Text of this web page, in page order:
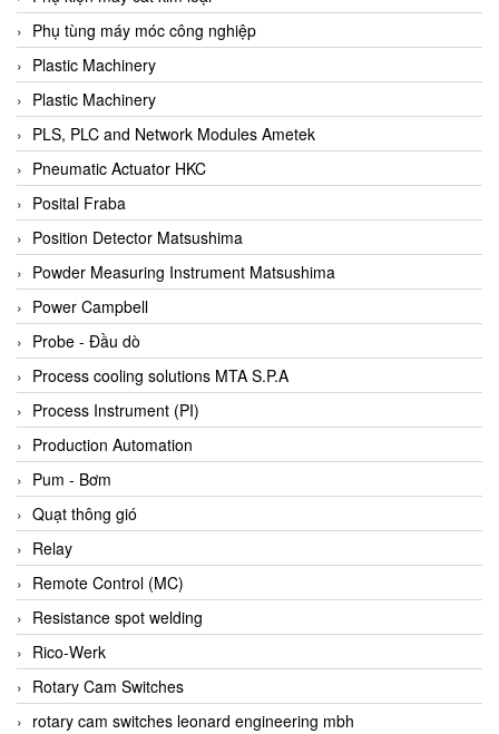
Bernstein Vietnam
Berthold
Bestech
Bestech
BETA
Bifold
Bihl+wiedemann
Bihl+wiedemann
Bilz
Binder Connector
Biotech
BirdX Vietnam
BK Vibro
Black Box
BlackBox Vietnam
BLAGDON PUMP
Bloom Engineering
Boneng
Bopp & Reuther Messtechnik
Bosch
Boydcorp
Phụ tùng máy móc công nghiệp
Plastic Machinery
Plastic Machinery
PLS, PLC and Network Modules Ametek
Pneumatic Actuator HKC
Posital Fraba
Position Detector Matsushima
Powder Measuring Instrument Matsushima
Power Campbell
Probe - Đầu dò
Process cooling solutions MTA S.P.A
Process Instrument (PI)
Production Automation
Pum - Bơm
Quạt thông gió
Relay
Remote Control (MC)
Resistance spot welding
Rico-Werk
Rotary Cam Switches
rotary cam switches leonard engineering mbh